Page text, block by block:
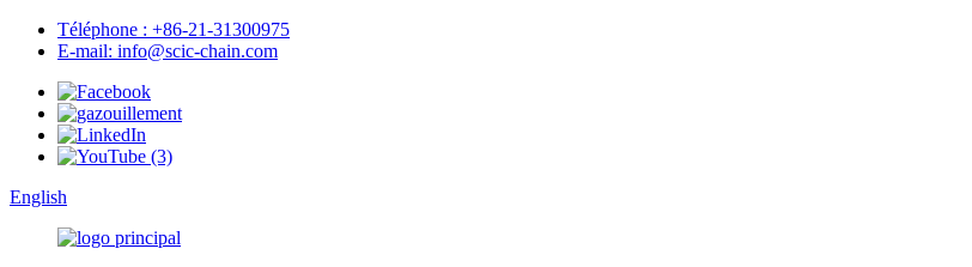
Téléphone : +86-21-31300975
E-mail: info@scic-chain.com
English